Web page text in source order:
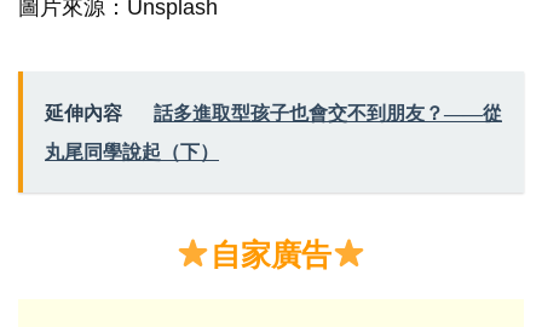
圖片來源：Unsplash
延伸內容
話多進取型孩子也會交不到朋友？——從
丸尾同學說起（下）
自家廣告